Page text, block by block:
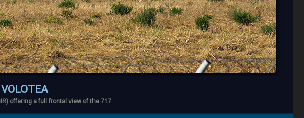
offering a full frontal view of the 717